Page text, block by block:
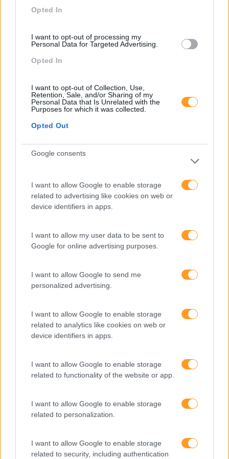
Opted In
I want to opt-out of processing my
Personal Data for Targeted Advertising.
Opted In
I want to opt-out of Collection, Use,
Retention, Sale, and/or Sharing of my
Personal Data that Is Unrelated with the
Purposes for which it was collected.
Opted Out
Google consents
I want to allow Google to enable storage
related to advertising like cookies on web or
device identifiers in apps.
I want to allow my user data to be sent to
Google for online advertising purposes.
I want to allow Google to send me
personalized advertising.
I want to allow Google to enable storage
related to analytics like cookies on web or
device identifiers in apps.
I want to allow Google to enable storage
related to functionality of the website or app.
I want to allow Google to enable storage
related to personalization.
I want to allow Google to enable storage
related to security, including authentication
Desenvolvimento De Competências
Expo RH
Interculturalidade
Keep In Mind
Mudança
Pessoas
PORTO RH MEETING
Sem Categoria
Team Building
Vendas E Negociação
Recentes
Feedback fora do
calendário
Como usar a escuta